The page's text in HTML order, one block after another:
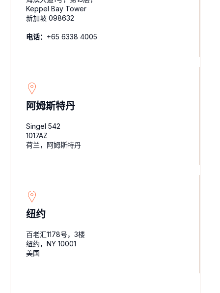
Keppel Bay Tower
新加坡 098632
电话： +65 6338 4005
阿姆斯特丹
Singel 542
1017AZ
荷兰，阿姆斯特丹
纽约
百老汇1178号，3楼
纽约，NY 10001
美国